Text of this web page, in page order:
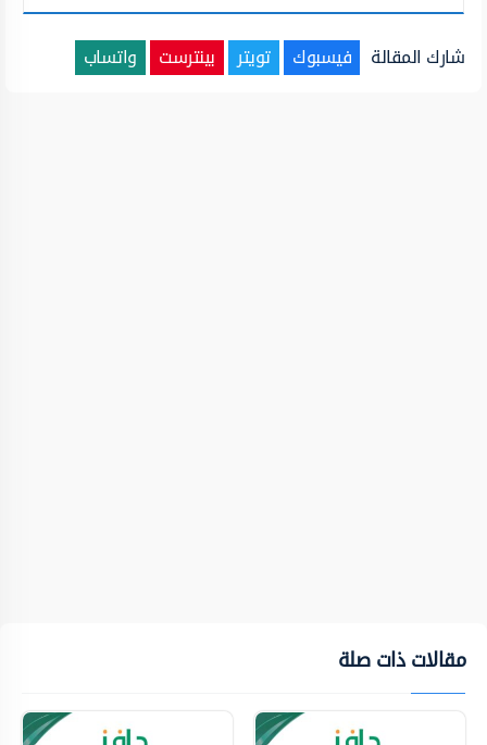
شارك المقالة فيسبوك تويتر بينترست واتساب
مقالات ذات صلة